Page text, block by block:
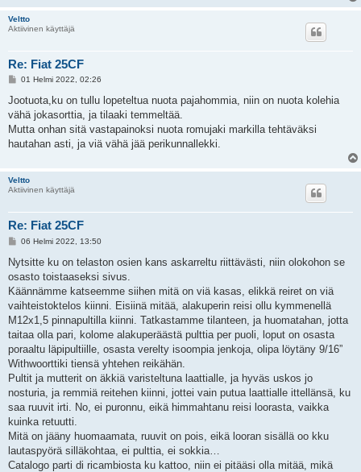
Veltto
Aktiivinen käyttäjä
Re: Fiat 25CF
V
e
t
i
01 Helmi 2022, 02:26
Jootuota,ku on tullu lopeteltua nuota pajahommia, niin on nuota kolehia
vähä jokasorttia, ja tilaaki temmeltää.
Mutta onhan sitä vastapainoksi nuota romujaki markilla tehtäväksi
hautahan asti, ja viä vähä jää perikunnallekki.
Veltto
Aktiivinen käyttäjä
Re: Fiat 25CF
V
e
s
t
i
06 Helmi 2022, 13:50
Nytsitte ku on telaston osien kans askarreltu riittävästi, niin olokohon se
osasto toistaaseksi sivus.
Käännämme katseemme siihen mitä on viä kasas, elikkä reiret on viä
vaihteistoktelos kiinni. Eisiinä mitää, alakuperin reisi ollu kymmenellä
M12x1,5 pinnapultilla kiinni. Tatkastamme tilanteen, ja huomatahan, jotta
taitaa olla pari, kolome alakuperäästä pulttia per puoli, loput on osasta
poraaltu läpipultiille, osasta verelty isoompia jenkoja, olipa löytäny 9/16”
Withwoorttiki tiensä yhtehen reikähän.
Pultit ja mutterit on äkkiä varisteltuna laattialle, ja hyväs uskos jo
nosturia, ja remmiä reitehen kiinni, jottei vain putua laattialle ittellänsä, ku
saa ruuvit irti. No, ei puronnu, eikä himmahtanu reisi loorasta, vaikka
kuinka retuutti.
Mitä on jääny huomaamata, ruuvit on pois, eikä looran sisällä oo kku
lautaspyörä silläkohtaa, ei pulttia, ei sokkia…
Catalogo parti di ricambiosta ku kattoo, niin ei pitääsi olla mitää, mikä